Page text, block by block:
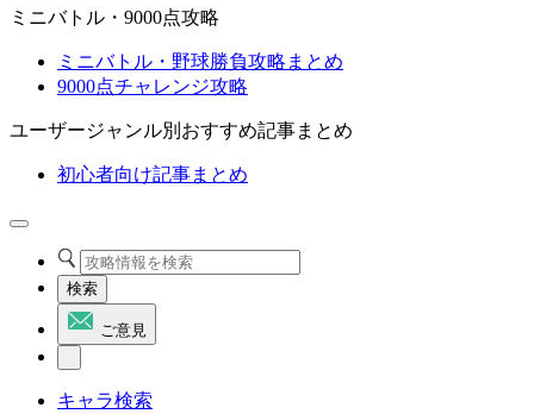
ミニバトル・9000点攻略
ミニバトル・野球勝負攻略まとめ
9000点チャレンジ攻略
ユーザージャンル別おすすめ記事まとめ
初心者向け記事まとめ
検索
ご意見
キャラ検索